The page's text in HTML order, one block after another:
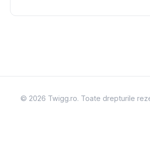
© 2026 Twigg.ro. Toate drepturile